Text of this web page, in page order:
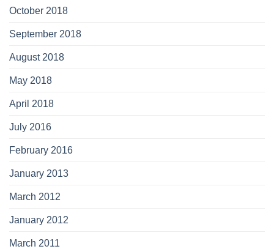
October 2018
September 2018
August 2018
May 2018
April 2018
July 2016
February 2016
January 2013
March 2012
January 2012
March 2011